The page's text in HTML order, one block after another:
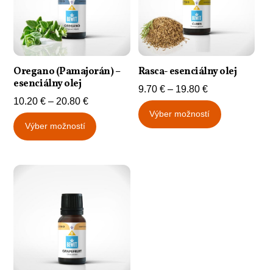
Oregano (Pamajorán) –
esenciálny olej
10.20€ – 20.80€Price
range:
10.20 €
Výber možností
viacero
na
Rasca- esenciálny olej
9.70 € – 19.80 €Price
range:
9.70 €
Výber možností
Tento
produkt